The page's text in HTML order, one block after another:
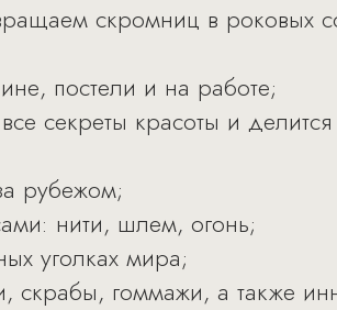
скромниц в роковых
постели и на работе;
секреты красоты и
рубежом;
нити, шлем, огонь;
уголках мира;
скрабы, гоммажи, а также